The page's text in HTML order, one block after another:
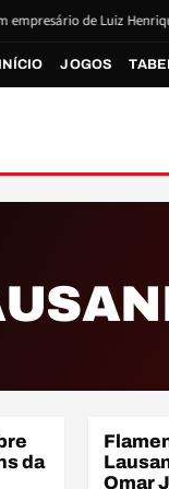
de Luiz Henrique
INÍCIO JOGOS
da
Omar